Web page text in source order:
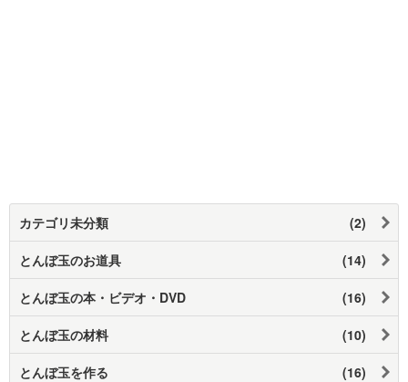
カテゴリ未分類 (2)
とんぼ玉のお道具 (14)
とんぼ玉の本・ビデオ・DVD (16)
とんぼ玉の材料 (10)
とんぼ玉を作る (16)